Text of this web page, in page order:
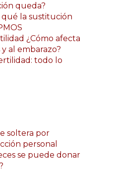
queda?
qué la sustitución
¿Cómo afecta
al embarazo?
todo lo
soltera por
personal
se puede donar